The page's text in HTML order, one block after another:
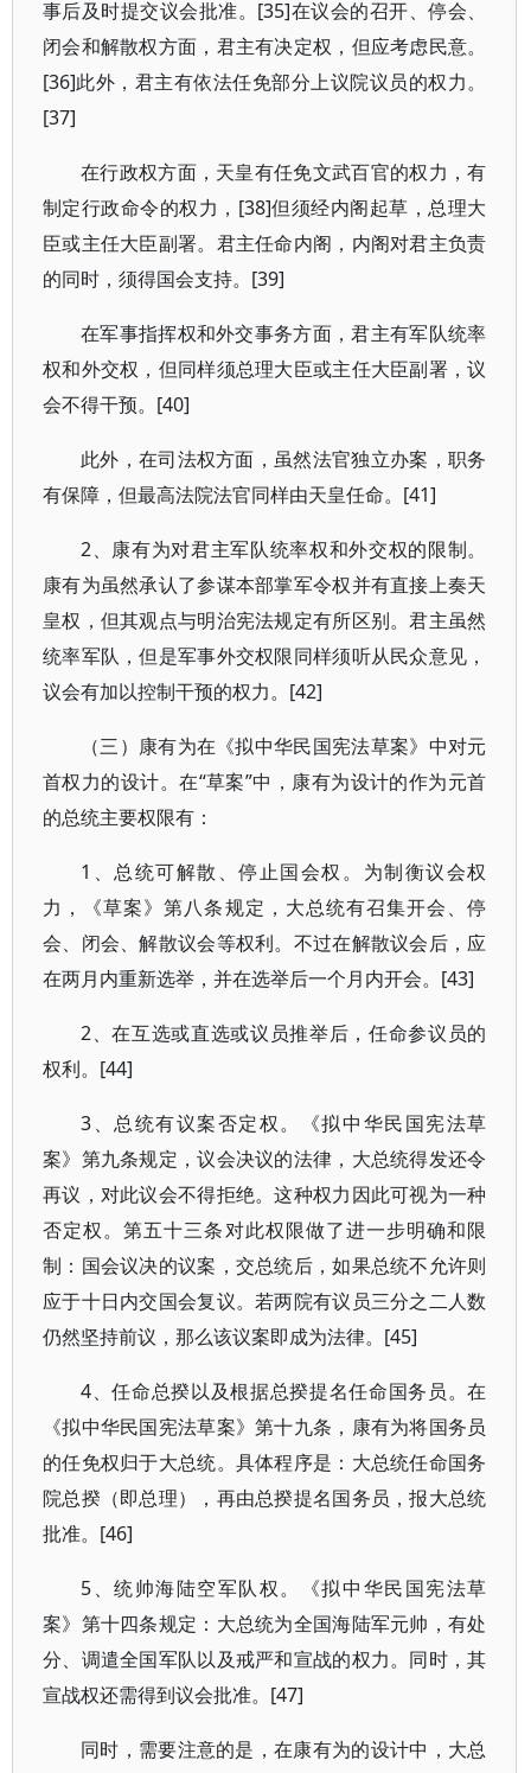
事后及时提交议会批准。[35]在议会的召开、停会、
闭会和解散权方面，君主有决定权，但应考虑民意。
[36]此外，君主有依法任免部分上议院议员的权力。
[37]
在行政权方面，天皇有任免文武百官的权力，有
制定行政命令的权力，[38]但须经内阁起草，总理大
臣或主任大臣副署。君主任命内阁，内阁对君主负责
的同时，须得国会支持。[39]
在军事指挥权和外交事务方面，君主有军队统率
权和外交权，但同样须总理大臣或主任大臣副署，议
会不得干预。[40]
此外，在司法权方面，虽然法官独立办案，职务
有保障，但最高法院法官同样由天皇任命。[41]
2、康有为对君主军队统率权和外交权的限制。
康有为虽然承认了参谋本部掌军令权并有直接上奏天
皇权，但其观点与明治宪法规定有所区别。君主虽然
统率军队，但是军事外交权限同样须听从民众意见，
议会有加以控制干预的权力。[42]
（三）康有为在《拟中华民国宪法草案》中对元
首权力的设计。在“草案”中，康有为设计的作为元首
的总统主要权限有：
1、总统可解散、停止国会权。为制衡议会权
力，《草案》第八条规定，大总统有召集开会、停
会、闭会、解散议会等权利。不过在解散议会后，应
在两月内重新选举，并在选举后一个月内开会。[43]
2、在互选或直选或议员推举后，任命参议员的
权利。[44]
3、总统有议案否定权。《拟中华民国宪法草
案》第九条规定，议会决议的法律，大总统得发还令
再议，对此议会不得拒绝。这种权力因此可视为一种
否定权。第五十三条对此权限做了进一步明确和限
制：国会议决的议案，交总统后，如果总统不允许则
应于十日内交国会复议。若两院有议员三分之二人数
仍然坚持前议，那么该议案即成为法律。[45]
4、任命总揆以及根据总揆提名任命国务员。在
《拟中华民国宪法草案》第十九条，康有为将国务员
的任免权归于大总统。具体程序是：大总统任命国务
院总揆（即总理），再由总揆提名国务员，报大总统
批准。[46]
5、统帅海陆空军队权。《拟中华民国宪法草
案》第十四条规定：大总统为全国海陆军元帅，有处
分、调遣全国军队以及戒严和宣战的权力。同时，其
宣战权还需得到议会批准。[47]
同时，需要注意的是，在康有为的设计中，大总